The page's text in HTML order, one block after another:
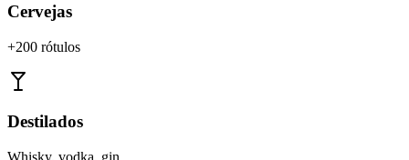
Cervejas
+200 rótulos
Destilados